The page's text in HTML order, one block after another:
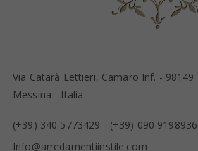
Via Catarà Lettieri, Camaro Inf. - 98149
Messina - Italia
(+39) 340 5773429 - (+39) 090 9198936
Info@arredamentiinstile.com